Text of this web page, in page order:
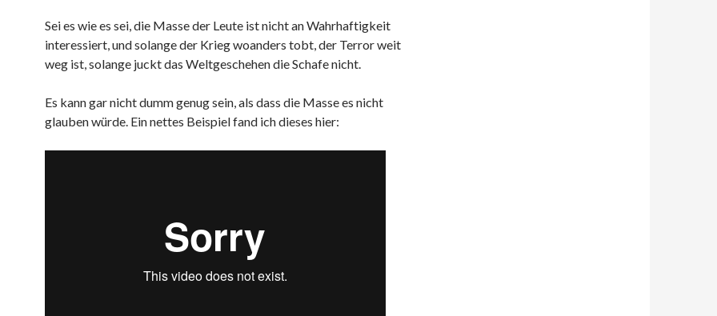
Sei es wie es sei, die Masse der Leute ist nicht an Wahrhaftigkeit
interessiert, und solange der Krieg woanders tobt, der Terror weit
weg ist, solange juckt das Weltgeschehen die Schafe nicht.
Es kann gar nicht dumm genug sein, als dass die Masse es nicht
glauben würde. Ein nettes Beispiel fand ich dieses hier: